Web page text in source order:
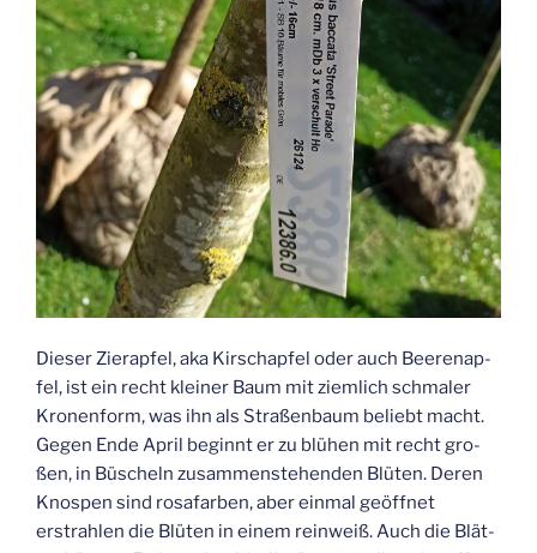
Die­ser Zier­ap­fel, aka Kirsch­ap­fel oder auch Bee­ren­ap­
fel, ist ein recht klei­ner Baum mit ziem­lich schma­ler
Kro­nen­form, was ihn als Stra­ßen­baum beliebt macht.
Gegen Ende April beginnt er zu blü­hen mit recht gro­
ßen, in Büscheln zusam­men­ste­hen­den Blü­ten. Deren
Knos­pen sind rosa­far­ben, aber ein­mal geöff­net
erstrah­len die Blü­ten in einem rein­weiß. Auch die Blät­